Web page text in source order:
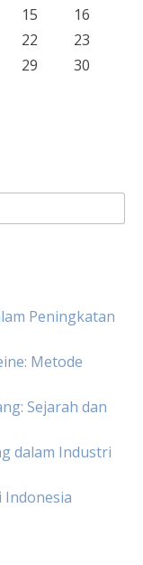
15
16
22
23
29
30
Peningkatan
Metode
Sejarah dan
dalam Industri
Indonesia